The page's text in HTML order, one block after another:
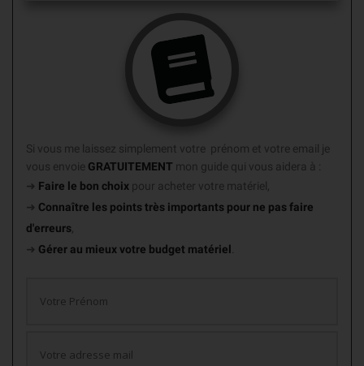
Si vous me laissez simplement votre prénom et votre email je
vous envoie GRATUITEMENT mon guide qui vous aidera à :
➜ Faire le bon choix pour acheter votre matériel,
➜ Connaître les points très importants pour ne pas faire
d'erreurs
➜ Gérer au mieux votre budget matériel